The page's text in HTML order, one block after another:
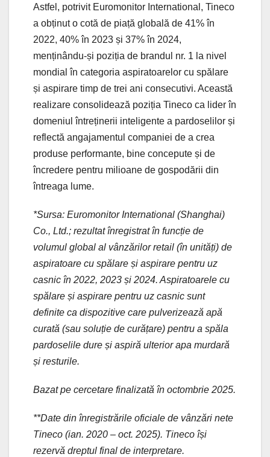
Astfel, potrivit Euromonitor International, Tineco
a obținut o cotă de piață globală de 41% în
2022, 40% în 2023 și 37% în 2024,
menținându-și poziția de brandul nr. 1 la nivel
mondial în categoria aspiratoarelor cu spălare
și aspirare timp de trei ani consecutivi. Această
realizare consolidează poziția Tineco ca lider în
domeniul întreținerii inteligente a pardoselilor și
reflectă angajamentul companiei de a crea
produse performante, bine concepute și de
încredere pentru milioane de gospodării din
întreaga lume.
*Sursa: Euromonitor International (Shanghai)
Co., Ltd.; rezultat înregistrat în funcție de
volumul global al vânzărilor retail (în unități) de
aspiratoare cu spălare și aspirare pentru uz
casnic în 2022, 2023 și 2024. Aspiratoarele cu
spălare și aspirare pentru uz casnic sunt
definite ca dispozitive care pulverizează apă
curată (sau soluție de curățare) pentru a spăla
pardoselile dure și aspiră ulterior apa murdară
și resturile.
Bazat pe cercetare finalizată în octombrie 2025.
**Date din înregistrările oficiale de vânzări nete
Tineco (ian. 2020 – oct. 2025). Tineco își
rezervă dreptul final de interpretare.